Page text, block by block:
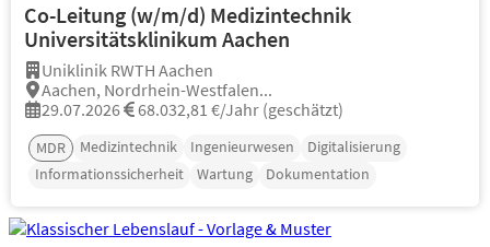
Co-Leitung (w/m/d) Medizintechnik
Universitätsklinikum Aachen
Uniklinik RWTH Aachen
Aachen, Nordrhein-Westfalen...
29.07.2026
68.032,81 €/Jahr (geschätzt)
MDR Medizintechnik Ingenieurwesen
Digitalisierung
Informationssicherheit
Wartung Dokumentation